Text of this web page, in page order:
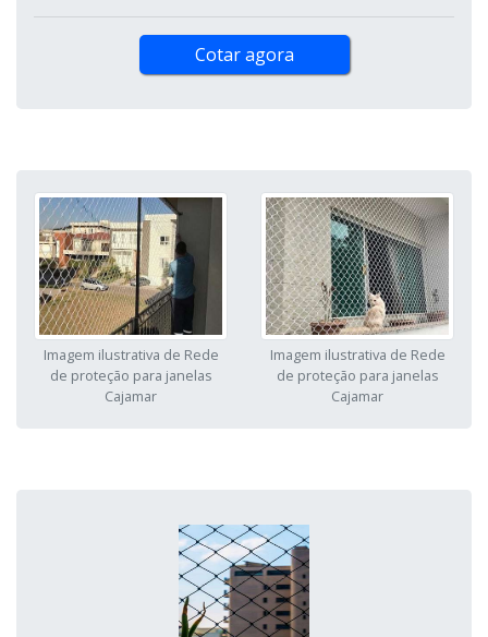
Cotar agora
Imagem ilustrativa de Rede
de proteção para janelas
Cajamar
Imagem ilustrativa de Rede
de proteção para janelas
Cajamar